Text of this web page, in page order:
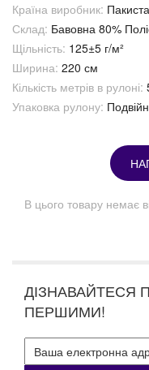
Країна виробник:
Склад: Бавовна 80%
Щільність: 125±5 г/м²
Ширина: 220 см
Кількість метрів в рулоні:
Упаковка рулону:
В цього товару немає
ДІЗНАВАЙТЕСЯ
ПЕРШИМИ!